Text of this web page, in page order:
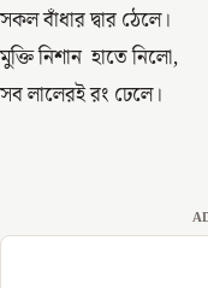
সকল বাঁধার দ্বার ঠেলে।
মুক্তি নিশান হাতে নিলো,
সব লালেরই রং ঢেলে।